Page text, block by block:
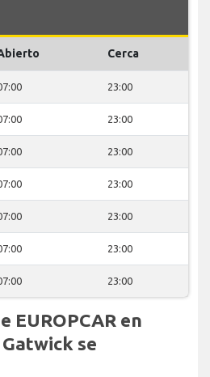
Cerca
23:00
23:00
23:00
23:00
23:00
23:00
23:00
EUROPCAR en
se